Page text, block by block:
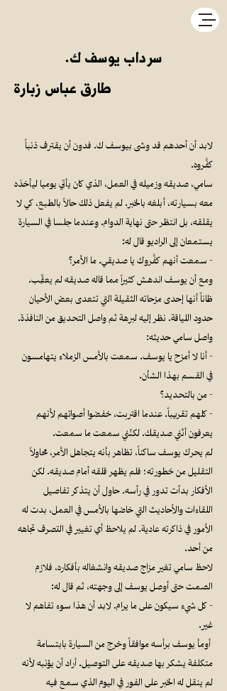
سرداب يوسف ك.
لابد أن أحدهم قد وشى بيوسف ك. فدون أن يقترف ذنباً
كفَّروه.
سامي، صديقه وزميله في العمل، الذي كان يأتي يوميا ليأخذه
معه بسيارته، أبلغه بالخبر. لم يفعل ذلك حالاً بالطبع، كي لا
يقلقه، بل انتظر حتى نهاية الدوام. وعندما جلسا في السيارة
يستمعان إلى الراديو قال له:
- سمعت أنهم كفَّروك يا صديقي. ما الأمر؟
ومع أن يوسف اندهش كثيراً مما قاله صديقه لم يعقِّب.
ظاناً أنها إحدى مزحاته الثقيلة التي تتعدى بعض الأحيان
حدود اللياقة. نظر إليه لبرهة ثم واصل التحديق من النافذة.
واصل سامي حديثه:
- أنا لا أمزح يا يوسف. سمعت بالأمس الزملاء يتهامسون
في القسم بهذا الشأن.
- من بالتحديد؟
- كلهم تقريباً. عندما اقتربت، خفضوا أصواتهم لأنهم
يعرفون أنّني صديقك. لكنّني سمعت ما سمعت.
‏لم يحرك يوسف ساكناً، تظاهر بأنه يتجاهل الأمر، محاولاً
التقليل من خطورته؛ فلم يظهر قلقه أمام صديقه. لكن
الأفكار بدأت تدور في رأسه. حاول أن يتذكر تفاصيل
اللقاءات والأحاديث التي خاضها بالأمس في العمل، بدت له
الأمور في ذاكرته عادية. لم يلاحظ أي تغيير في التصرف تجاهه
من أحد.
لاحظ سامي تغير مزاج صديقه وانشغاله بأفكاره، فلازم
الصمت حتى أوصل يوسف إلى وجهته، ثم قال له:
- كل شيء سيكون على ما يرام. لابد أن هذا سوء تفاهم لا
غير.
‏ أومأ يوسف برأسه موافقاً وخرج من السيارة بابتسامة
متكلفة يشكر بها صديقه على التوصيل. أراد أن يؤنبه لأنه
لم ينقل له الخبر على الفور في اليوم الذي سمع فيه
طارق عباس زبارة